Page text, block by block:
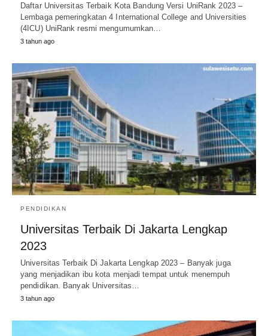
Daftar Universitas Terbaik Kota Bandung Versi UniRank 2023 –
Lembaga pemeringkatan 4 International College and Universities
(4ICU) UniRank resmi mengumumkan…
3 tahun ago
PENDIDIKAN
Universitas Terbaik Di Jakarta Lengkap
2023
Universitas Terbaik Di Jakarta Lengkap 2023 – Banyak juga
yang menjadikan ibu kota menjadi tempat untuk menempuh
pendidikan. Banyak Universitas…
3 tahun ago